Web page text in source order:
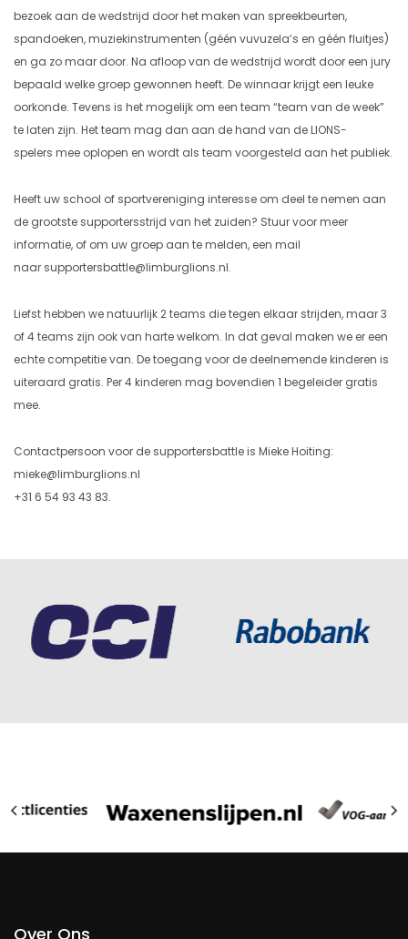
bezoek aan de wedstrijd door het maken van spreekbeurten,
spandoeken, muziekinstrumenten (géén vuvuzela’s en géén fluitjes)
en ga zo maar door. Na afloop van de wedstrijd wordt door een jury
bepaald welke groep gewonnen heeft. De winnaar krijgt een leuke
oorkonde. Tevens is het mogelijk om een team “team van de week”
te laten zijn. Het team mag dan aan de hand van de LIONS-
spelers mee oplopen en wordt als team voorgesteld aan het publiek.
Heeft uw school of sportvereniging interesse om deel te nemen aan
de grootste supportersstrijd van het zuiden? Stuur voor meer
informatie, of om uw groep aan te melden, een mail
naar supportersbattle@limburglions.nl.
Liefst hebben we natuurlijk 2 teams die tegen elkaar strijden, maar 3
of 4 teams zijn ook van harte welkom. In dat geval maken we er een
echte competitie van. De toegang voor de deelnemende kinderen is
uiteraard gratis. Per 4 kinderen mag bovendien 1 begeleider gratis
mee.
Contactpersoon voor de supportersbattle is Mieke Hoiting:
mieke@limburglions.nl
+31 6 54 93 43 83.
Over Ons